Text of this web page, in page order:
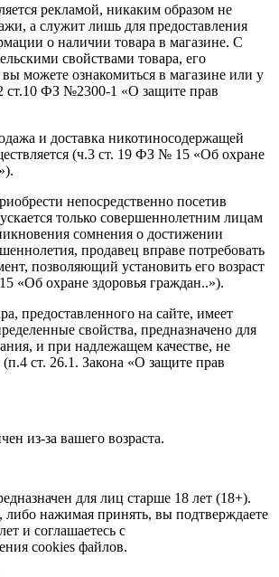
рекламой, никаким образом не
а служит лишь для предоставления
о наличии товара в магазине. С
свойствами товара, его
можете ознакомиться в магазине или у
ст.10 ФЗ №2300-1 «О защите прав
и доставка никотиносодержащей
(ч.3 ст. 19 ФЗ № 15 «Об охране
непосредственно посетив
только совершеннолетним лицам
сомнения о достижении
продавец вправе потребовать
позволяющий установить его возраст
«Об охране здоровья граждан..»).
предоставленного на сайте, имеет
свойства, предназначено для
и при надлежащем качестве, не
ст. 26.1. Закона «О защите прав
из-за вашего возраста.
для лиц старше 18 лет (18+).
либо нажимая принять, вы подтверждаете
и соглашаетесь с
cookies файлов.